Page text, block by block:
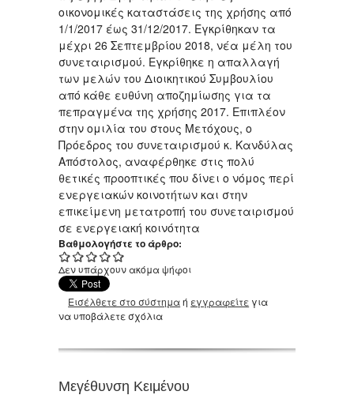
οικονομικές καταστάσεις της χρήσης από
1/1/2017 έως 31/12/2017. Εγκρίθηκαν τα
μέχρι 26 Σεπτεμβρίου 2018, νέα μέλη του
συνεταιρισμού. Εγκρίθηκε η απαλλαγή
των μελών του Διοικητικού Συμβουλίου
από κάθε ευθύνη αποζημίωσης για τα
πεπραγμένα της χρήσης 2017. Επιπλέον
στην ομιλία του στους Μετόχους, ο
Πρόεδρος του συνεταιρισμού κ. Κανδύλας
Απόστολος, αναφέρθηκε στις πολύ
θετικές προοπτικές που δίνει ο νόμος περί
ενεργειακών κοινοτήτων και στην
επικείμενη μετατροπή του συνεταιρισμού
σε ενεργειακή κοινότητα
Βαθμολογήστε το άρθρο:
Δεν υπάρχουν ακόμα ψήφοι
Εισέλθετε στο σύστημαή εγγραφείτε για
να υποβάλετε σχόλια
Μεγέθυνση Κειμένου